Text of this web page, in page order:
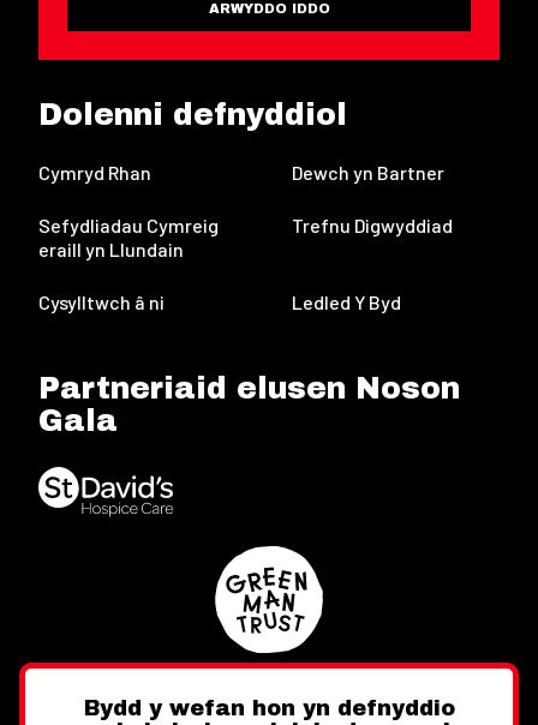
ARWYDDO IDDO
Dolenni defnyddiol
Cymryd Rhan Dewch yn Bartner
Sefydliadau Cymreig
eraill yn Llundain
Trefnu Digwyddiad
Cysylltwch â ni Ledled Y Byd
Partneriaid elusen Noson
Gala
Bydd y wefan hon yn defnyddio